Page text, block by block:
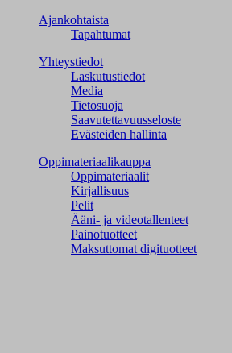
Ajankohtaista
Tapahtumat
Yhteystiedot
Laskutustiedot
Media
Tietosuoja
Saavutettavuusseloste
Evästeiden hallinta
Oppimateriaalikauppa
Oppimateriaalit
Kirjallisuus
Pelit
Ääni- ja videotallenteet
Painotuotteet
Maksuttomat digituotteet